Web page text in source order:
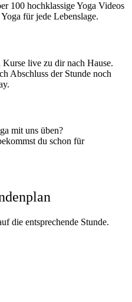
100 hochklassige Yoga Videos
für jede Lebenslage.
live zu dir nach Hause.
Abschluss der Stunde noch
mit uns üben?
du schon für
die entsprechende Stunde.